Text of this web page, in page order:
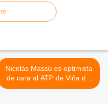
Nicolás Massú es optimista
de cara al ATP de Viña del
Mar (La Nación